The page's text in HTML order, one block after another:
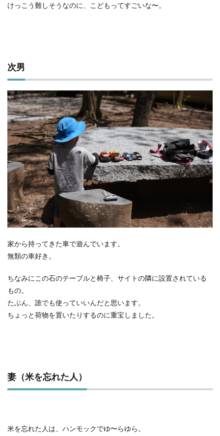
けっこう難しそうなのに、こどもってすごいな〜。
次男
家から持ってきた車で遊んでいます。
無類の車好き。
ちなみにこの石のテーブルと椅子、サイトの隣に設置されている
もの。
たぶん、誰でも使っていいんだと思います。
ちょっと荷物を置いたりするのに重宝しました。
妻（米を忘れた人）
米を忘れた人は、ハンモックでゆ〜らゆら。